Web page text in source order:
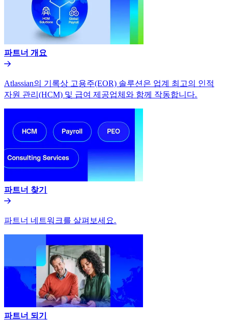
파트너 개요​​
Atlassian의 기록상 고용주(EOR) 솔루션은 업계 최고의 인적
자원 관리(HCM) 및 급여 제공업체와 함께 작동합니다.​​
파트너 찾기​​
파트너 네트워크를 살펴보세요.​​
파트너 되기​​